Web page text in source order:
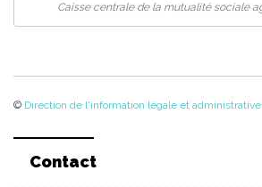
Caisse centrale de la mutualité sociale
© Direction de l'information légale et administrative
Contact